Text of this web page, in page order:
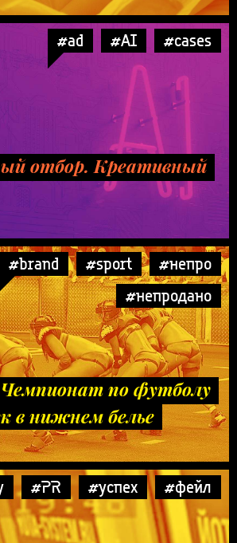
#ad #AI #cases
отбор. Креативный
#brand #sport
#непро
#непродано
по футболу
в нижнем белье
#PR #успех #фейл